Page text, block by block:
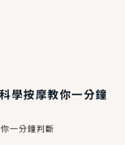
學按摩教你一分鐘
一分鐘判斷